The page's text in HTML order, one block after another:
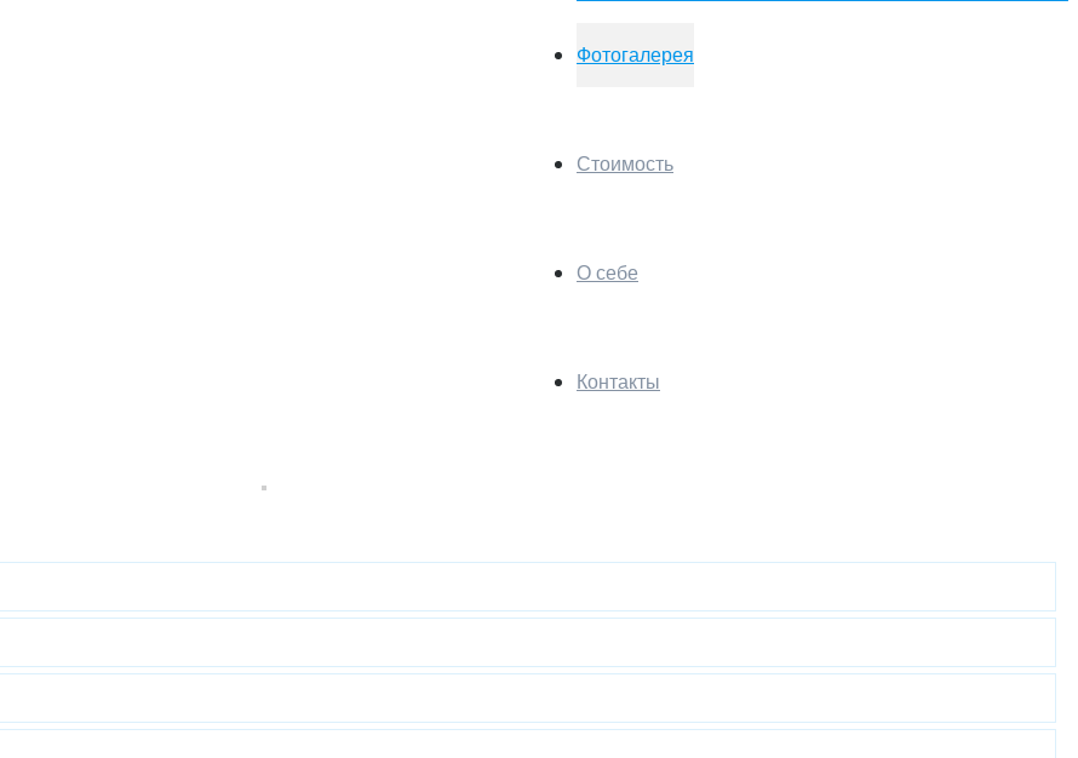
Фотогалерея
Стоимость
О себе
Контакты